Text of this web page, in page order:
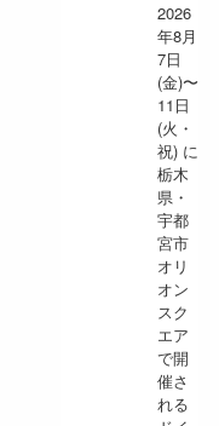
2026
年8月
7日
(金)〜
11日
(火・
祝) に
栃木
県・
宇都
宮市
オリ
オン
スク
エア
で開
催さ
れる